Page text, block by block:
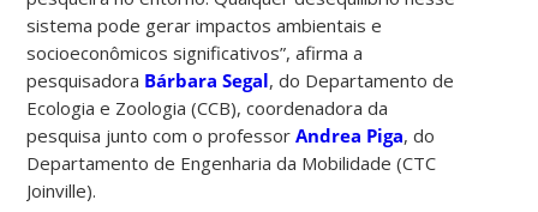
sistema pode gerar impactos ambientais e
socioeconômicos significativos”, afirma a
pesquisadora Bárbara Segal, do Departamento de
Ecologia e Zoologia (CCB), coordenadora da
pesquisa junto com o professorAndrea Piga, do
Departamento de Engenharia da Mobilidade (CTC
Joinville).